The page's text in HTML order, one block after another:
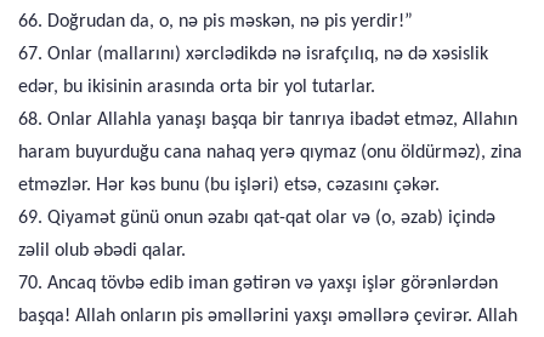
66. Doğrudan da, o, nə pis məskən, nə pis yerdir!”
67. Onlar (mallarını) xərclədikdə nə israfçılıq, nə də xəsislik
edər, bu ikisinin arasında orta bir yol tutarlar.
68. Onlar Allahla yanaşı başqa bir tanrıya ibadət etməz, Allahın
haram buyurduğu cana nahaq yerə qıymaz (onu öldürməz), zina
etməzlər. Hər kəs bunu (bu işləri) etsə, cəzasını çəkər.
69. Qiyamət günü onun əzabı qat-qat olar və (o, əzab) içində
zəlil olub əbədi qalar.
70. Ancaq tövbə edib iman gətirən və yaxşı işlər görənlərdən
başqa! Allah onların pis əməllərini yaxşı əməllərə çevirər. Allah